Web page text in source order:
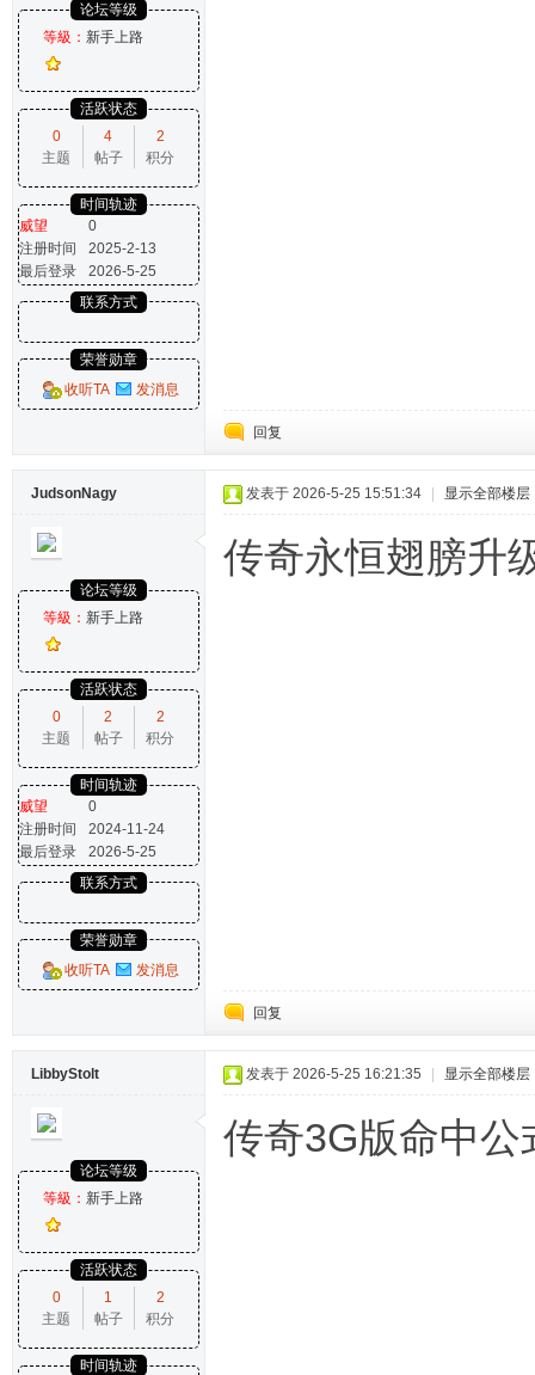
论坛等级
等級： 新手上路
活跃状态
0
主题
4
帖子
2
积分
时间轨迹
威望
0
注册时间
2025-2-13
最后登录
2026-5-25
联系方式
荣誉勋章
收听TA
发消息
回复
JudsonNagy
论坛等级
等級： 新手上路
活跃状态
0
主题
2
帖子
2
积分
时间轨迹
威望
0
注册时间
2024-11-24
最后登录
2026-5-25
联系方式
荣誉勋章
收听TA
发消息
发表于 2026-5-25 15:51:34 显示全部楼层
传奇永恒翅膀升
回复
LibbyStolt
论坛等级
等級： 新手上路
活跃状态
0
主题
1
帖子
2
积分
时间轨迹
发表于 2026-5-25 16:21:35 显示全部楼层
传奇3G版命中